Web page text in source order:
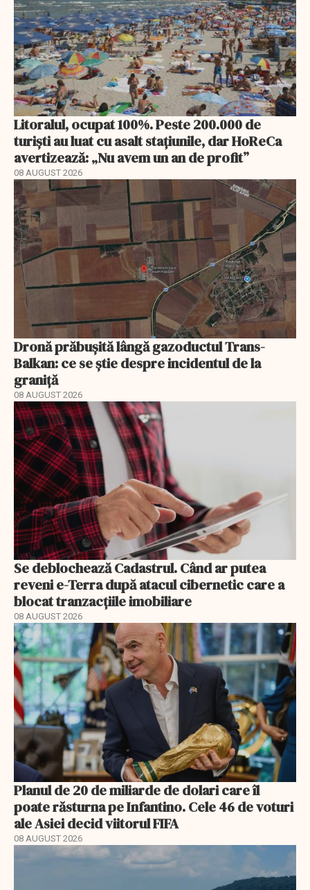
Litoralul, ocupat 100%. Peste 200.000 de
turiști au luat cu asalt stațiunile, dar HoReCa
avertizează: „Nu avem un an de profit”
08 AUGUST 2026
Dronă prăbușită lângă gazoductul Trans-
Balkan: ce se știe despre incidentul de la
graniță
08 AUGUST 2026
Se deblochează Cadastrul. Când ar putea
reveni e-Terra după atacul cibernetic care a
blocat tranzacțiile imobiliare
08 AUGUST 2026
Planul de 20 de miliarde de dolari care îl
poate răsturna pe Infantino. Cele 46 de voturi
ale Asiei decid viitorul FIFA
08 AUGUST 2026